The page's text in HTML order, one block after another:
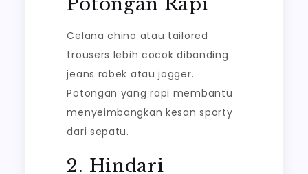
Celana chino atau tailored
trousers lebih cocok dibanding
jeans robek atau jogger.
Potongan yang rapi membantu
menyeimbangkan kesan sporty
dari sepatu.
2. Hindari